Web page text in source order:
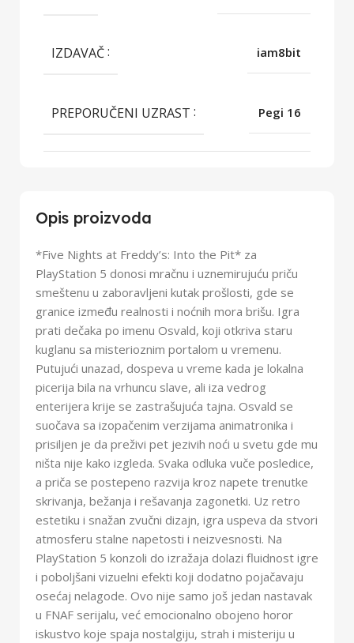
Opis proizvoda
*Five Nights at Freddy’s: Into the Pit* za
PlayStation 5 donosi mračnu i uznemirujuću priču
smeštenu u zaboravljeni kutak prošlosti, gde se
granice između realnosti i noćnih mora brišu. Igra
prati dečaka po imenu Osvald, koji otkriva staru
kuglanu sa misterioznim portalom u vremenu.
Putujući unazad, dospeva u vreme kada je lokalna
picerija bila na vrhuncu slave, ali iza vedrog
enterijera krije se zastrašujuća tajna. Osvald se
suočava sa izopačenim verzijama animatronika i
prisiljen je da preživi pet jezivih noći u svetu gde mu
ništa nije kako izgleda. Svaka odluka vuče posledice,
a priča se postepeno razvija kroz napete trenutke
skrivanja, bežanja i rešavanja zagonetki. Uz retro
estetiku i snažan zvučni dizajn, igra uspeva da stvori
atmosferu stalne napetosti i neizvesnosti. Na
PlayStation 5 konzoli do izražaja dolazi fluidnost igre
i poboljšani vizuelni efekti koji dodatno pojačavaju
osećaj nelagode. Ovo nije samo još jedan nastavak
u FNAF serijalu, već emocionalno obojeno horor
iskustvo koje spaja nostalgiju, strah i misteriju u
IZDAVAČ iam8bit
PREPORUČENI UZRAST Pegi 16